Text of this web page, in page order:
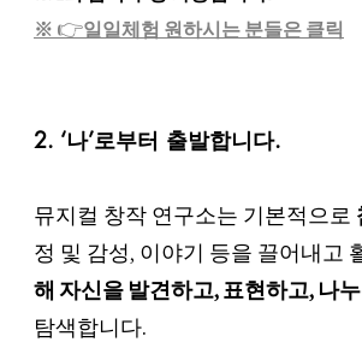
※ 👉일일체험 원하시는 분들은 클릭
2. ‘나’로부터 출발합니다.
뮤지컬 창작 연구소는 기본적으로
정 및 감성, 이야기 등을 끌어내고
해 자신을 발견하고, 표현하고, 나
탐색합니다.